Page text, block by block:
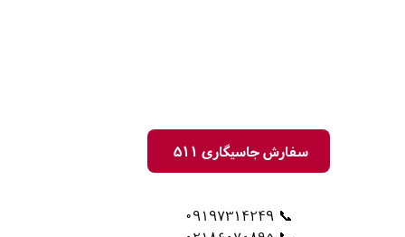
سفارش جاسیگاری 511
📞 09197314249